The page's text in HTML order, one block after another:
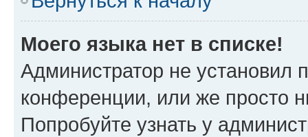
Моего языка нет в списке!
Администратор не установил
конференции, или же просто
Попробуйте узнать у